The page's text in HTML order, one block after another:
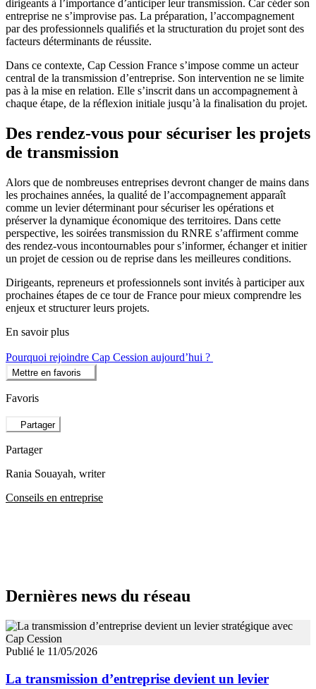
dirigeants à l’importance d’anticiper leur transmission. Car céder son
entreprise ne s’improvise pas. La préparation, l’accompagnement
par des professionnels qualifiés et la structuration du projet sont des
facteurs déterminants de réussite.
Dans ce contexte, Cap Cession France s’impose comme un acteur
central de la transmission d’entreprise. Son intervention ne se limite
pas à la mise en relation. Elle s’inscrit dans un accompagnement à
chaque étape, de la réflexion initiale jusqu’à la finalisation du projet.
Des rendez-vous pour sécuriser les projets
de transmission
Alors que de nombreuses entreprises devront changer de mains dans
les prochaines années, la qualité de l’accompagnement apparaît
comme un levier déterminant pour sécuriser les opérations et
préserver la dynamique économique des territoires. Dans cette
perspective, les soirées transmission du RNRE s’affirment comme
des rendez-vous incontournables pour s’informer, échanger et initier
un projet de cession ou de reprise dans les meilleures conditions.
Dirigeants, repreneurs et professionnels sont invités à participer aux
prochaines étapes de ce tour de France pour mieux comprendre les
enjeux et structurer leurs projets.
En savoir plus
Pourquoi rejoindre Cap Cession aujourd’hui ?
Mettre en favoris
Favoris
Partager
Partager
Rania Souayah, writer
Conseils en entreprise
Dernières news du réseau
Publié le 11/05/2026
La transmission d’entreprise devient un levier